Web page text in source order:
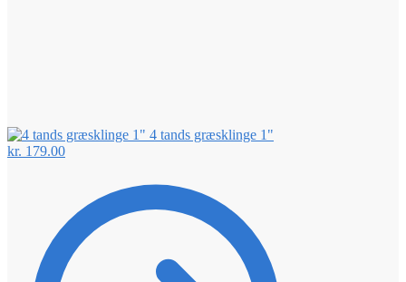
4 tands græsklinge 1"
kr. 179.00